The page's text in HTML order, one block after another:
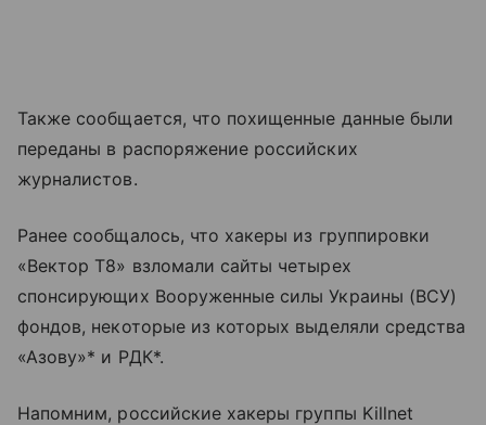
Также сообщается, что похищенные данные были
переданы в распоряжение российских
журналистов.
Ранее сообщалось, что хакеры из группировки
«Вектор Т8» взломали сайты четырех
спонсирующих Вооруженные силы Украины (ВСУ)
фондов, некоторые из которых выделяли средства
«Азову»* и РДК*.
Напомним, российские хакеры группы Killnet